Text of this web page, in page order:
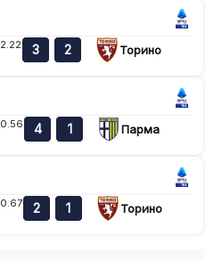
2.22 3 2 Торино
0.56 4 1 Парма
0.67 2 1 Торино